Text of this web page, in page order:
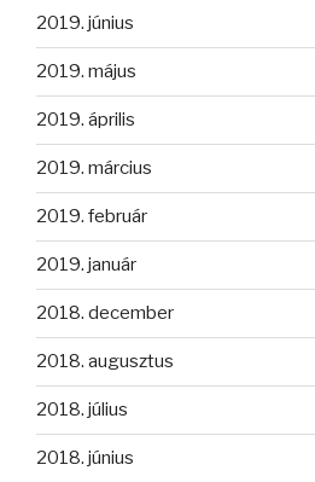
2019. június
2019. május
2019. április
2019. március
2019. február
2019. január
2018. december
2018. augusztus
2018. július
2018. június